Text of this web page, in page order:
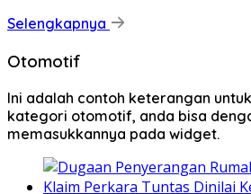
Selengkapnya
Otomotif
Ini adalah contoh keterangan
kategori otomotif, anda bisa
memasukkannya pada widget.